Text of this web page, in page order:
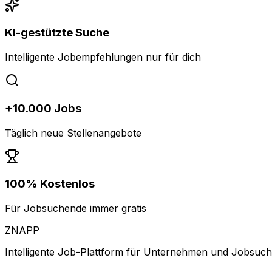
KI-gestützte Suche
Intelligente Jobempfehlungen nur für dich
+10.000 Jobs
Täglich neue Stellenangebote
100% Kostenlos
Für Jobsuchende immer gratis
ZNAPP
Intelligente Job-Plattform für Unternehmen und